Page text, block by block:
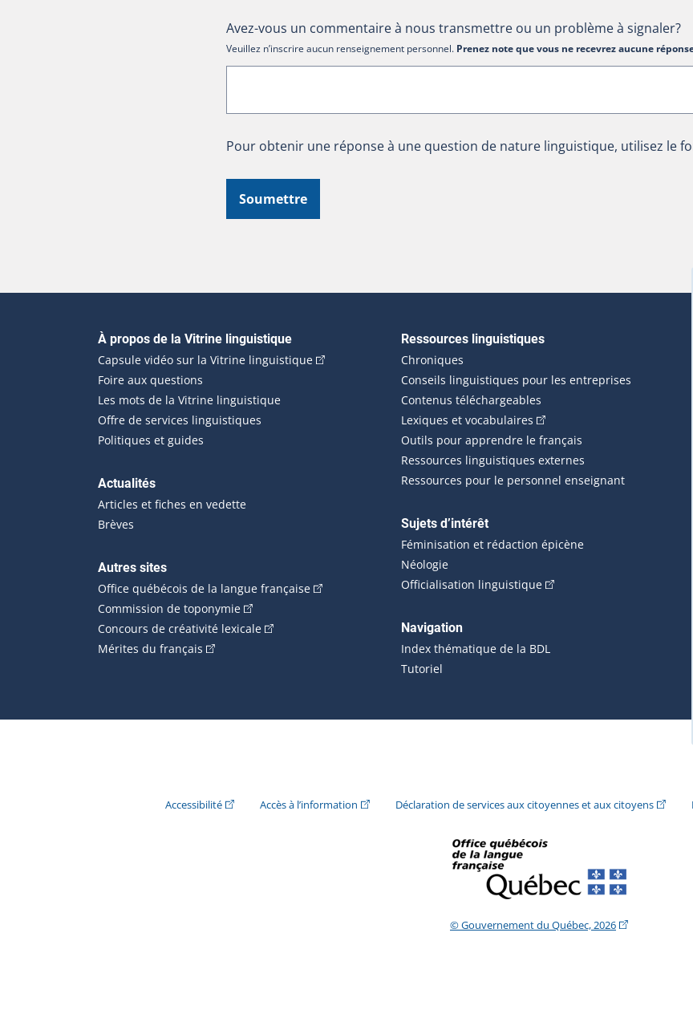
Avez-vous un commentaire à nous transmettre ou un problème à signaler?
Veuillez n’inscrire aucun renseignement personnel. Prenez note que vous ne recevrez aucune
Pour obtenir une réponse à une question de nature linguistique, utilisez le
Soumettre
Navigation principale
À propos de la Vitrine linguistique
Capsule vidéo sur la Vitrine linguistique(Cet hyperlien externe s'ouvrira dans une nouvelle fenêtre.)
Foire aux questions
Les mots de la Vitrine linguistique
Offre de services linguistiques
Politiques et guides
Actualités
Articles et fiches en vedette
Brèves
Autres sites
Office québécois de la langue française(Cet hyperlien externe s'ouvrira dans une nouvelle fenêtre.)
Commission de toponymie(Cet hyperlien externe s'ouvrira dans une nouvelle fenêtre.)
Concours de créativité lexicale(Cet hyperlien externe s'ouvrira dans une nouvelle fenêtre.)
Mérites du français (Cet hyperlien externe s'ouvrira dans une nouvelle fenêtre.)
Ressources linguistiques
Chroniques
Conseils linguistiques pour les entreprises
Contenus téléchargeables
Lexiques et vocabulaires (Cet hyperlien externe
Outils pour apprendre le français
Ressources linguistiques externes
Ressources pour le personnel enseignant
Sujets d’intérêt
Féminisation et rédaction épicène
Néologie
Officialisation linguistique(Cet hyperlien externe
Navigation
Index thématique de la BDL
Tutoriel
Accessibilité(Cet hyperlien externe s'ouvrira dans une nouvelle fenêtre.)
Accès à l’information (Cet hyperlien externe s'ouvrira dans une nouvelle fenêtre.)
Déclaration de services aux citoyennes et aux citoyens(Cet
© Gouvernement du Québec, 2026(Cet hyperlien